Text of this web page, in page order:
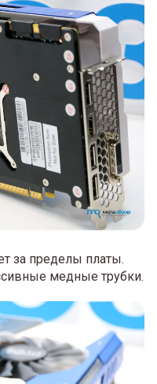
за пределы платы.
медные трубки.